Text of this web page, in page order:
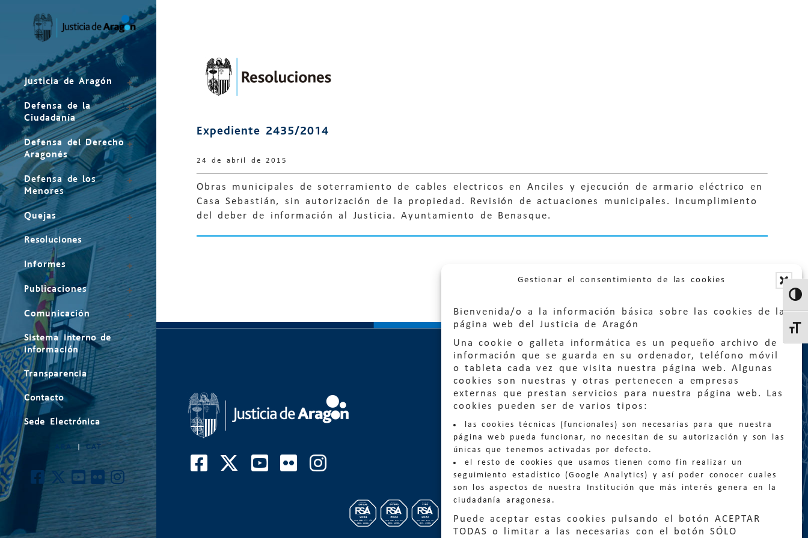
Gestionar el consentimiento de las cookies
Bienvenida/o a la información básica sobre las cookies de la
página web del Justicia de Aragón
Una cookie o galleta informática es un pequeño archivo de
información que se guarda en su ordenador, teléfono móvil
o tableta cada vez que visita nuestra página web. Algunas
cookies son nuestras y otras pertenecen a empresas
externas que prestan servicios para nuestra página web. Las
cookies pueden ser de varios tipos:
las cookies técnicas (funcionales) son necesarias para que nuestra
página web pueda funcionar, no necesitan de su autorización y son las
únicas que tenemos activadas por defecto.
el resto de cookies que usamos tienen como fin realizar un
seguimiento estadístico (Google Analytics) y así poder conocer cuales
son los aspectos de nuestra Institución que más interés genera en la
ciudadanía aragonesa.
Puede aceptar estas cookies pulsando el botón ACEPTAR
TODAS o limitar a las necesarias con el botón SÓLO
Justicia de Aragón
Defensa de la
Ciudadanía
Defensa del Derecho
Aragonés
Defensa de los
Menores
Quejas
Resoluciones
Informes
Publicaciones
Comunicación
Sistema interno de
información
Transparencia
Contacto
Sede Electrónica
|CAT
Expediente 2435/2014
24 de abril de 2015
Obras municipales de soterramiento de cables electricos en Anciles y ejecución de armario eléctrico en
Casa Sebastián, sin autorización de la propiedad. Revisión de actuaciones municipales. Incumplimiento
del deber de información al Justicia. Ayuntamiento de Benasque.
Quejas:quejas@eljusticiadearagon.es
Información general:
informacion@eljusticiadearagon.es
Teléfonos: 900 210 210/ 976 399 354